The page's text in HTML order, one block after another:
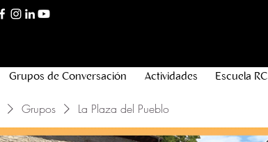
Grupos de Conversación Actividades Escuela RC
Grupos La Plaza del Pueblo